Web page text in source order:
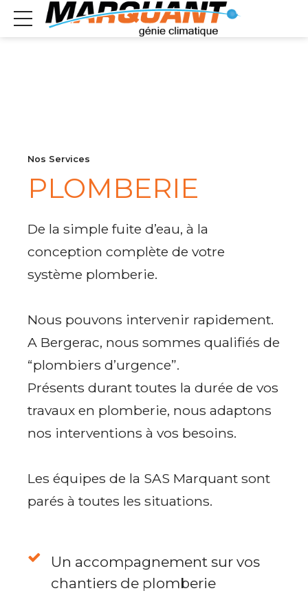
Nos Services
PLOMBERIE
De la simple fuite d’eau, à la
conception complète de votre
système plomberie.
Nous pouvons intervenir rapidement.
A Bergerac, nous sommes qualifiés de
“plombiers d’urgence”.
Présents durant toutes la durée de vos
travaux en plomberie, nous adaptons
nos interventions à vos besoins.
Les équipes de la SAS Marquant sont
parés à toutes les situations.
Un accompagnement sur vos
chantiers de plomberie